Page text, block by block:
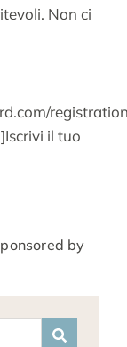
Non ci
il tuo
by